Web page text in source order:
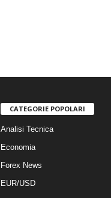
CATEGORIE POPOLARI
Analisi Tecnica
Economia
Forex News
EUR/USD